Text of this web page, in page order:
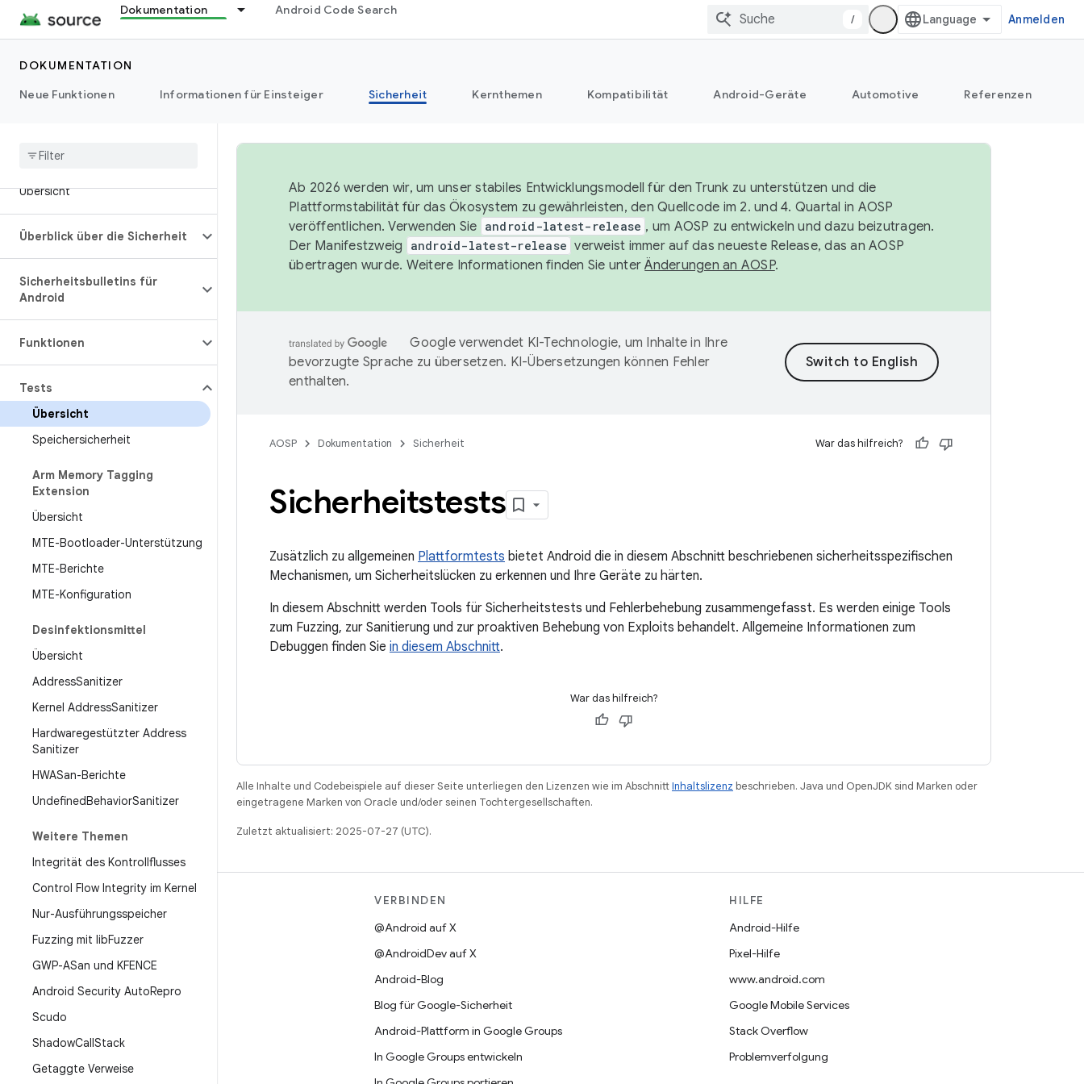
Dokumentation Android Code Search
/ Anmelden
DOKUMENTATION
Neue Funktionen
Informationen für Einsteiger Sicherheit Kernthemen Kompatibilität Android-Geräte Automotive Referenzen
Übersicht
Überblick über die Sicherheit
Sicherheitsbulletins für
Android
Funktionen
Tests
Übersicht
Speichersicherheit
Arm Memory Tagging
Extension
Übersicht
MTE-Bootloader-Unterstützung
MTE-Berichte
MTE-Konfiguration
Desinfektionsmittel
Übersicht
AddressSanitizer
Kernel AddressSanitizer
Hardwaregestützter Address
Sanitizer
HWASan-Berichte
UndefinedBehaviorSanitizer
Weitere Themen
Integrität des Kontrollflusses
Control Flow Integrity im Kernel
Nur-Ausführungsspeicher
Fuzzing mit libFuzzer
GWP-ASan und KFENCE
Android Security AutoRepro
Scudo
ShadowCallStack
Getaggte Verweise
Ab 2026 werden wir, um unser stabiles Entwicklungsmodell für den Trunk zu unterstützen und die
Plattformstabilität für das Ökosystem zu gewährleisten, den Quellcode im 2. und 4. Quartal in AOSP
veröffentlichen. Verwenden Sie android-latest-release , um AOSP zu entwickeln und dazu beizutragen.
Der Manifestzweig
android-latest-release verweist immer auf das neueste Release, das an AOSP
übertragen wurde. Weitere Informationen finden Sie unterÄnderungen an AOSP.
Google verwendet KI-Technologie, um Inhalte in Ihre
bevorzugte Sprache zu übersetzen. KI-Übersetzungen können Fehler
enthalten.
AOSP Dokumentation Sicherheit War das hilfreich?
Sicherheitstests
Zusätzlich zu allgemeinen Plattformtests bietet Android die in diesem Abschnitt beschriebenen sicherheitsspezifischen
Mechanismen, um Sicherheitslücken zu erkennen und Ihre Geräte zu härten.
In diesem Abschnitt werden Tools für Sicherheitstests und Fehlerbehebung zusammengefasst. Es werden einige Tools
zum Fuzzing, zur Sanitierung und zur proaktiven Behebung von Exploits behandelt. Allgemeine Informationen zum
Debuggen finden Sie in diesem Abschnitt.
War das hilfreich?
Alle Inhalte und Codebeispiele auf dieser Seite unterliegen den Lizenzen wie im AbschnittInhaltslizenz beschrieben. Java und OpenJDK sind Marken oder
eingetragene Marken von Oracle und/oder seinen Tochtergesellschaften.
Zuletzt aktualisiert: 2025-07-27 (UTC).
VERBINDEN
@Android auf X
@AndroidDev auf X
Android-Blog
Blog für Google-Sicherheit
Android-Plattform in Google Groups
In Google Groups entwickeln
HILFE
Android-Hilfe
Pixel-Hilfe
www.android.com
Google Mobile Services
Stack Overflow
Problemverfolgung